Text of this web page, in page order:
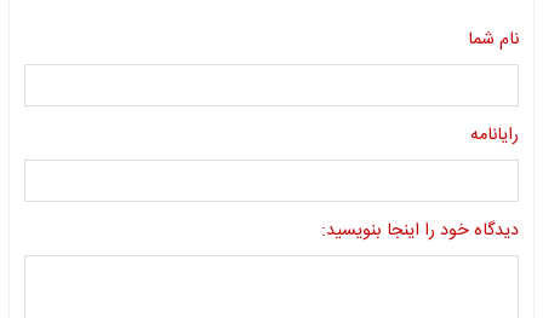
نام شما
رایانامه
دیدگاه خود را اینجا بنویسید: